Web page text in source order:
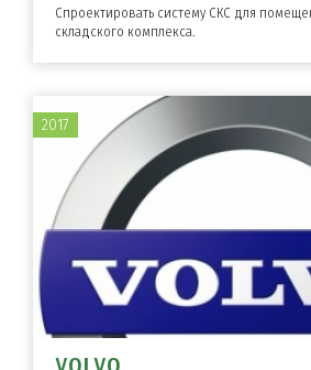
Спроектировать систему СКС для
складского комплекса.
2017